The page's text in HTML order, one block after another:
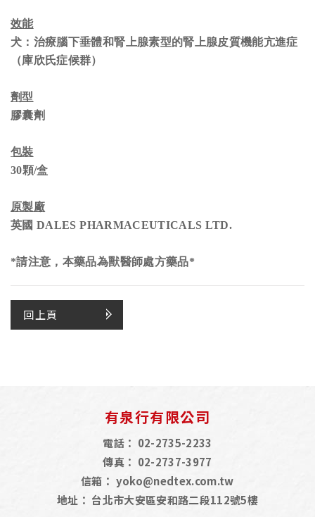
效能
犬：治療腦下垂體和腎上腺素型的腎上腺皮質機能亢進症
（庫欣氏症候群）
劑型
膠囊劑
包裝
30顆/盒
原製廠
英國DALES PHARMACEUTICALS LTD.
*請注意，本藥品為獸醫師處方藥品*
回上頁
有泉行有限公司
電話： 02-2735-2233
傳真： 02-2737-3977
信箱： yoko@nedtex.com.tw
地址： 台北市大安區安和路二段112號5樓